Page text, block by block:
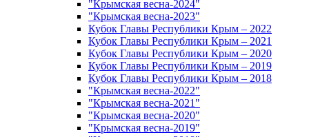
"Крымская весна-2024"
"Крымская весна-2023"
Кубок Главы Республики Крым – 2022
Кубок Главы Республики Крым – 2021
Кубок Главы Республики Крым – 2020
Кубок Главы Республики Крым – 2019
Кубок Главы Республики Крым – 2018
"Крымская весна-2022"
"Крымская весна-2021"
"Крымская весна-2020"
"Крымская весна-2019"